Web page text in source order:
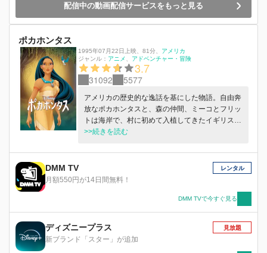
配信中の動画配信サービスをもっと見る
ポカホンタス
1995年07月22日上映 81分
アメリカ
ジャンル： アニメ アドベンチャー・冒険
3.7
31092 5577
アメリカの歴史的な逸話を基にした物語。自由奔
放なポカホンタスと、森の仲間、ミーコとフリッ
トは海岸で、村に初めて入植してきたイギリス人
を目撃する。柳の木のおばあさんの知恵と、勇敢
スは、２つの大きく異なる文化を結びつけるため
>>続きを読む
DMM TV
月額550円が14日間無料！
レンタル
DMM TVで今すぐ見る
ディズニープラス
新ブランド「スター」が追加
見放題